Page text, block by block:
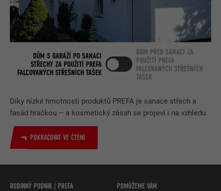
Díky nízké hmotnosti produktů PREFA je sanace střech a
fasád hračkou – a kosmetický zásah se projeví i na vzhledu.
POKRAČOVAT VE ČTENÍ
DŮM S GARÁŽÍ PO SANACI
STŘECHY ZA POUŽITÍ PREFA
FALCOVANÝCH STŘEŠNÍCH TAŠEK
DŮM PŘED SANACÍ ZA
POUŽITÍ PREFA
FALCOVANÝCH STŘEŠNÍCH
TAŠEK
RODINNÝ PODNIK | PREFA POMŮŽEME VÁM